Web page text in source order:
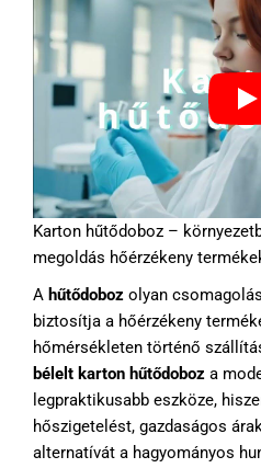
Karton hűtődoboz –
megoldás hőérzékeny
A hűtődoboz olyan
biztosítja a hőérzékeny
hőmérsékleten történő
bélelt karton hűtődoboz a
legpraktikusabb eszköze,
hőszigetelést, gazdaságos
alternatívát a hagyományos